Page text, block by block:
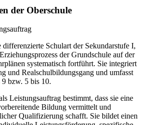
der Oberschule
Schulart der Sekundarstufe I,
der Grundschule auf der
systematisch fortführt. Sie integriert
und Realschulbildungsgang und umfasst
bzw. 5 bis 10.
Leistungsauftrag bestimmt, dass sie eine
Bildung vermittelt und
Qualifizierung schafft. Sie bildet einen